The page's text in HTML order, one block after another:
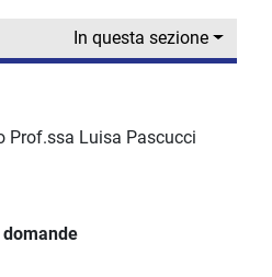
In questa sezione
Prof.ssa Luisa Pascucci